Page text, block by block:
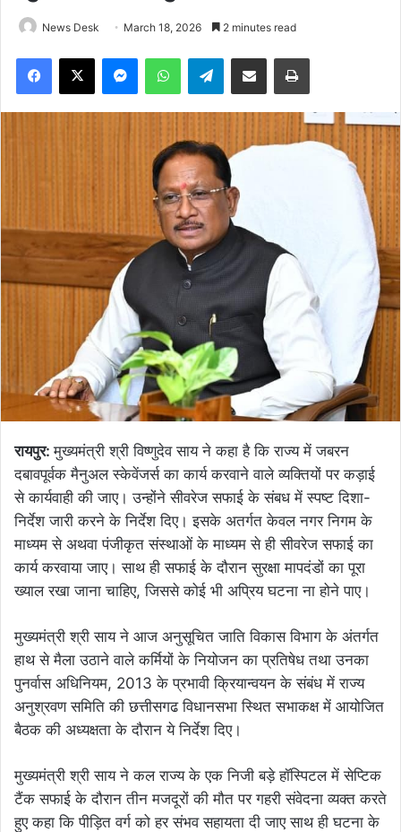
News Desk March 18, 2026 2 minutes read
Facebook
X MessengerWhatsAppTelegramShare via Email Print
रायपुर:मुख्यमंत्री श्री विष्णुदेव साय ने कहा है कि राज्य में जबरन
दबावपूर्वक मैनुअल स्केवेंजर्स का कार्य करवाने वाले व्यक्तियों पर कड़ाई
से कार्यवाही की जाए। उन्होंने सीवरेज सफाई के संबध में स्पष्ट दिशा-
निर्देश जारी करने के निर्देश दिए। इसके अतर्गत केवल नगर निगम के
माध्यम से अथवा पंजीकृत संस्थाओं के माध्यम से ही सीवरेज सफाई का
कार्य करवाया जाए। साथ ही सफाई के दौरान सुरक्षा मापदंडों का पूरा
ख्याल रखा जाना चाहिए, जिससे कोई भी अप्रिय घटना ना होने पाए।
मुख्यमंत्री श्री साय ने आज अनुसूचित जाति विकास विभाग के अंतर्गत
हाथ से मैला उठाने वाले कर्मियों के नियोजन का प्रतिषेध तथा उनका
पुनर्वास अधिनियम, 2013 के प्रभावी क्रियान्वयन के संबंध में राज्य
अनुश्रवण समिति की छत्तीसगढ विधानसभा स्थित सभाकक्ष में आयोजित
बैठक की अध्यक्षता के दौरान ये निर्देश दिए।
मुख्यमंत्री श्री साय ने कल राज्य के एक निजी बड़े हॉस्पिटल में सेप्टिक
टैंक सफाई के दौरान तीन मजदूरों की मौत पर गहरी संवेदना व्यक्त करते
हुए कहा कि पीड़ित वर्ग को हर संभव सहायता दी जाए साथ ही घटना के